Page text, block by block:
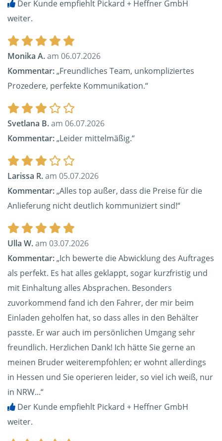
Der Kunde empfiehlt Pickard + Heffner GmbH
weiter.
Monika A.am 06.07.2026
Kommentar:„Freundliches Team, unkompliziertes
Prozedere, perfekte Kommunikation.“
Svetlana B.am 06.07.2026
Kommentar:„Leider mittelmäßig.“
Larissa R.am 05.07.2026
Kommentar:„Alles top außer, dass die Preise für die
Anlieferung nicht deutlich kommuniziert sind!“
Ulla W.am 03.07.2026
Kommentar:„Ich bewerte die Abwicklung des Auftrages
als perfekt. Es hat alles geklappt, sogar kurzfristig und
mit Einhaltung alles Absprachen. Besonders
zuvorkommend fand ich den Fahrer, der mir beim
Einladen geholfen hat, so dass alles in den Behälter
passte. Er war auch im persönlichen Umgang sehr
freundlich. Herzlichen Dank! Ich hätte Sie gerne an
meinen Bruder weiterempfohlen; er wohnt allerdings
in Hessen und Sie operieren leider, so viel ich weiß, nur
in NRW...“
Der Kunde empfiehlt Pickard + Heffner GmbH
weiter.